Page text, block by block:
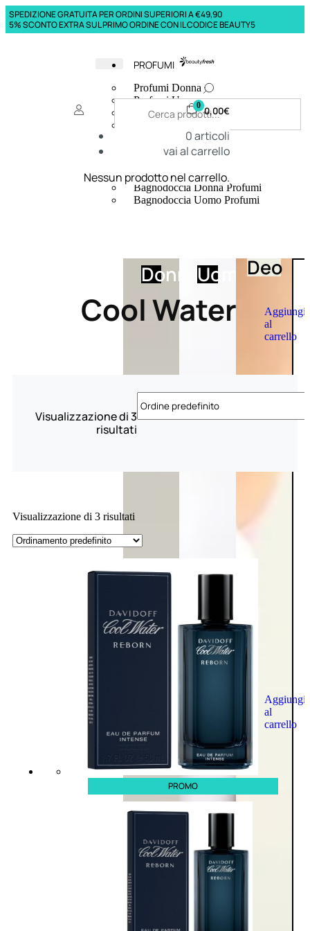
SPEDIZIONE GRATUITA PER ORDINI SUPERIORI A €49,90
5% SCONTO EXTRA SUL PRIMO ORDINE CON IL CODICE BEAUTY5
PROFUMI
Profumi Donna
Profumi Uomo
Deodoranti Donna
Corpo Donna
Corpo Uomo
Creme Mani
Bagnodoccia Donna Profumi
Bagnodoccia Uomo Profumi
DonnaUomoDeo
Aggiungi
al
carrello
Aggiungi
al
carrello
0 0,00€
0articoli
vai al carrello
Nessun prodotto nel carrello.
Cool Water
Visualizzazione di 3
risultati
Visualizzazione di 3 risultati
PROMO